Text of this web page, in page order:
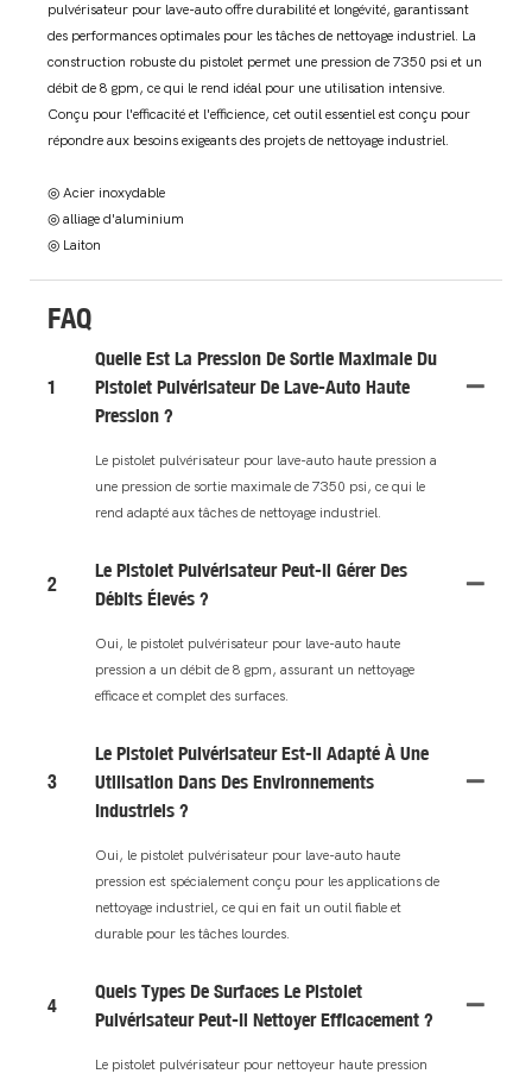
pulvérisateur pour lave-auto offre durabilité et longévité, garantissant
des performances optimales pour les tâches de nettoyage industriel. La
construction robuste du pistolet permet une pression de 7350 psi et un
débit de 8 gpm, ce qui le rend idéal pour une utilisation intensive.
Conçu pour l'efficacité et l'efficience, cet outil essentiel est conçu pour
répondre aux besoins exigeants des projets de nettoyage industriel.
◎ Acier inoxydable
◎ alliage d'aluminium
◎ Laiton
FAQ
1
Quelle Est La Pression De Sortie Maximale Du
Pistolet Pulvérisateur De Lave-Auto Haute
Pression ?
Le pistolet pulvérisateur pour lave-auto haute pression a
une pression de sortie maximale de 7350 psi, ce qui le
rend adapté aux tâches de nettoyage industriel.
2
Le Pistolet Pulvérisateur Peut-Il Gérer Des
Débits Élevés ?
Oui, le pistolet pulvérisateur pour lave-auto haute
pression a un débit de 8 gpm, assurant un nettoyage
efficace et complet des surfaces.
3
Le Pistolet Pulvérisateur Est-Il Adapté À Une
Utilisation Dans Des Environnements
Industriels ?
Oui, le pistolet pulvérisateur pour lave-auto haute
pression est spécialement conçu pour les applications de
nettoyage industriel, ce qui en fait un outil fiable et
durable pour les tâches lourdes.
4
Quels Types De Surfaces Le Pistolet
Pulvérisateur Peut-Il Nettoyer Efficacement ?
Le pistolet pulvérisateur pour nettoyeur haute pression